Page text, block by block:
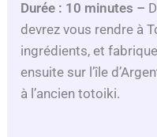
Durée : 10 minutes –
devrez vous rendre à
ingrédients, et
ensuite sur l’île
à l’ancien totoiki.